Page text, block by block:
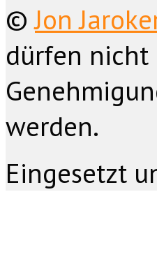
©Jon
dürfen
werden.
Eingesetzt